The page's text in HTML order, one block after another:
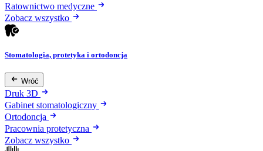
Ratownictwo medyczne
Zobacz wszystko
Stomatologia, protetyka i ortodoncja
Wróć
Druk 3D
Gabinet stomatologiczny
Ortodoncja
Pracownia protetyczna
Zobacz wszystko